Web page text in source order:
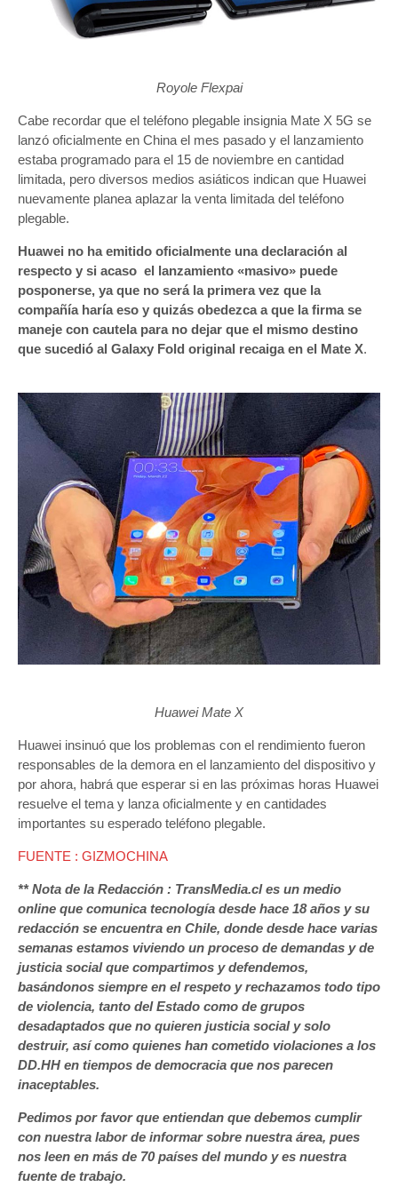
Royole Flexpai
Cabe recordar que el teléfono plegable insignia Mate X 5G se
lanzó oficialmente en China el mes pasado y el lanzamiento
estaba programado para el 15 de noviembre en cantidad
limitada, pero diversos medios asiáticos indican que Huawei
nuevamente planea aplazar la venta limitada del teléfono
plegable.
Huawei no ha emitido oficialmente una declaración al
respecto y si acaso el lanzamiento «masivo» puede
posponerse, ya que no será la primera vez que la
compañía haría eso y quizás obedezca a que la firma se
maneje con cautela para no dejar que el mismo destino
que sucedió al Galaxy Fold original recaiga en el Mate X.
Huawei Mate X
Huawei insinuó que los problemas con el rendimiento fueron
responsables de la demora en el lanzamiento del dispositivo y
por ahora, habrá que esperar si en las próximas horas Huawei
resuelve el tema y lanza oficialmente y en cantidades
importantes su esperado teléfono plegable.
FUENTE : GIZMOCHINA
** Nota de la Redacción : TransMedia.cl es un medio
online que comunica tecnología desde hace 18 años y su
redacción se encuentra en Chile, donde desde hace varias
semanas estamos viviendo un proceso de demandas y de
justicia social que compartimos y defendemos,
basándonos siempre en el respeto y rechazamos todo tipo
de violencia, tanto del Estado como de grupos
desadaptados que no quieren justicia social y solo
destruir, así como quienes han cometido violaciones a los
DD.HH en tiempos de democracia que nos parecen
inaceptables.
Pedimos por favor que entiendan que debemos cumplir
con nuestra labor de informar sobre nuestra área, pues
nos leen en más de 70 países del mundo y es nuestra
fuente de trabajo.